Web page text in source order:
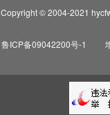
Copyright © 2004-2021
鲁ICP备09042200号-1